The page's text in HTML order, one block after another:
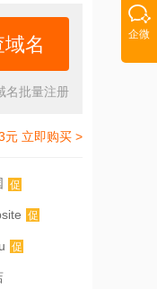
企微
名批量注册
元 立即购买 >
促
促
促